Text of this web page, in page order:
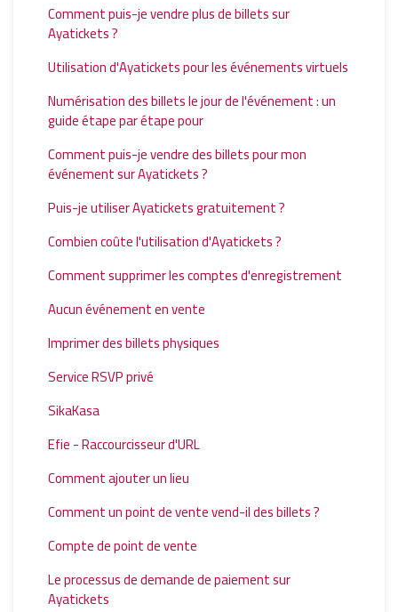
Comment puis-je vendre plus de billets sur
Ayatickets ?
Utilisation d'Ayatickets pour les événements virtuels
Numérisation des billets le jour de l'événement : un
guide étape par étape pour
Comment puis-je vendre des billets pour mon
événement sur Ayatickets ?
Puis-je utiliser Ayatickets gratuitement ?
Combien coûte l'utilisation d'Ayatickets ?
Comment supprimer les comptes d'enregistrement
Aucun événement en vente
Imprimer des billets physiques
Service RSVP privé
SikaKasa
Efie - Raccourcisseur d'URL
Comment ajouter un lieu
Comment un point de vente vend-il des billets ?
Compte de point de vente
Le processus de demande de paiement sur
Ayatickets